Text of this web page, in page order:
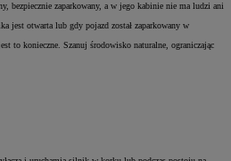
bezpiecznie zaparkowany, a w jego kabinie nie ma ludzi ani
jest otwarta lub gdy pojazd został zaparkowany w
to konieczne. Szanuj środowisko naturalne, ograniczając